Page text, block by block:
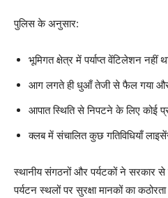
पुलिस के अनुसार:
भूमिगत क्षेत्र में पर्याप्त वेंटिलेशन नहीं
आग लगते ही धुआँ तेजी से फैल गया और
आपात स्थिति से निपटने के लिए कोई
क्लब में संचालित कुछ गतिविधियाँ
स्थानीय संगठनों और पर्यटकों ने सरकार
पर्यटन स्थलों पर सुरक्षा मानकों का